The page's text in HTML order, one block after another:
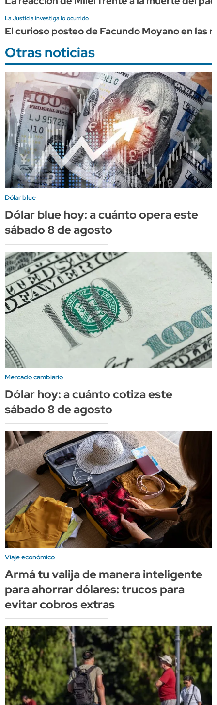
La Justicia investiga lo ocurrido
El curioso posteo de Facundo Moyano en las
Otras noticias
Dólar blue
Dólar blue hoy: a cuánto opera este
sábado 8 de agosto
Mercado cambiario
Dólar hoy: a cuánto cotiza este
sábado 8 de agosto
Viaje económico
Armá tu valija de manera inteligente
para ahorrar dólares: trucos para
evitar cobros extras